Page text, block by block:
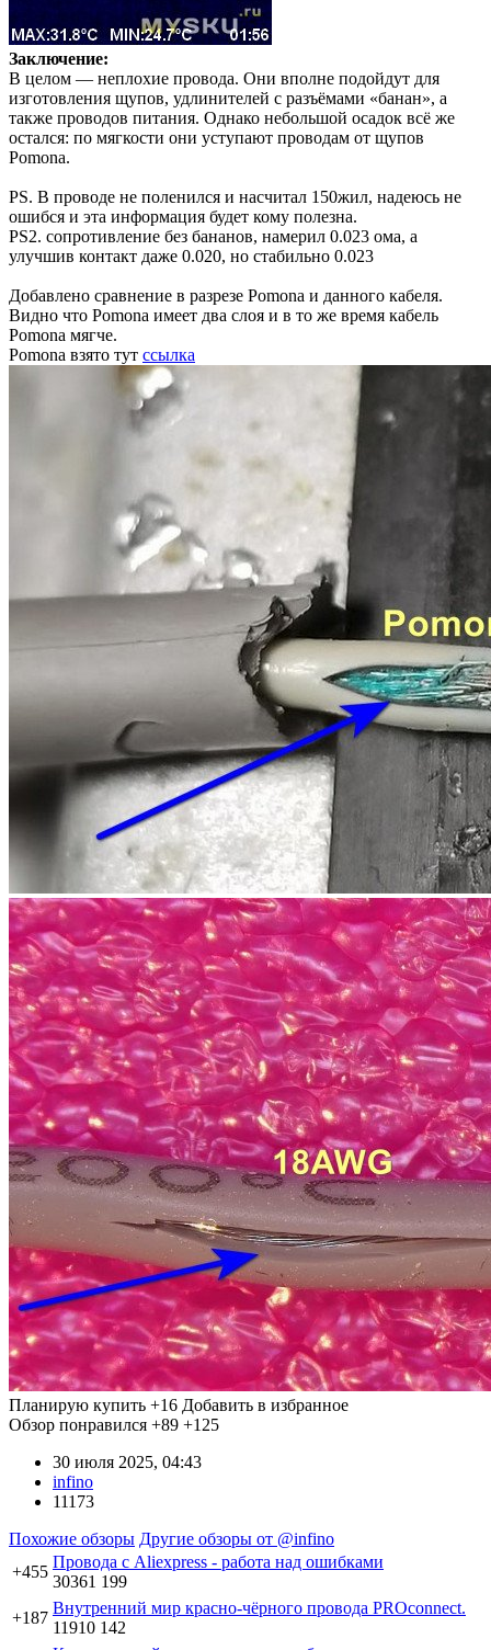
Заключение:
В целом — неплохие провода. Они вполне подойдут для
изготовления щупов, удлинителей с разъёмами «банан», а
также проводов питания. Однако небольшой осадок всё же
остался: по мягкости они уступают проводам от щупов
Pomona.
PS. В проводе не поленился и насчитал 150жил, надеюсь не
ошибся и эта информация будет кому полезна.
PS2. сопротивление без бананов, намерил 0.023 ома, а
улучшив контакт даже 0.020, но стабильно 0.023
Добавлено сравнение в разрезе Pomona и данного кабеля.
Видно что Pomona имеет два слоя и в то же время кабель
Pomona мягче.
Pomona взято тут ссылка
Планирую купить +16 Добавить в избранное
Обзор понравился +89 +125
30 июля 2025, 04:43
infino
11173
Похожие обзоры Другие обзоры от @infino
+455
Провода с Aliexpress - работа над ошибками
30361 199
+187
Внутренний мир красно-чёрного провода PROconnect.
11910 142